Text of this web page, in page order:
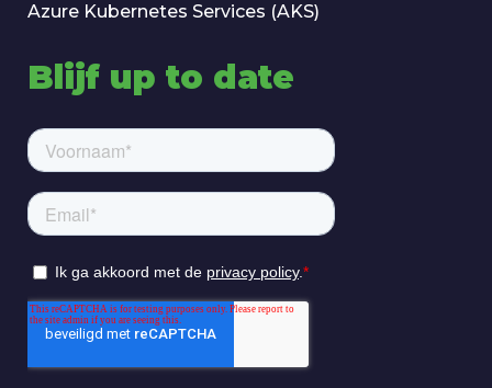
Azure Kubernetes Services (AKS)
Blijf up to date